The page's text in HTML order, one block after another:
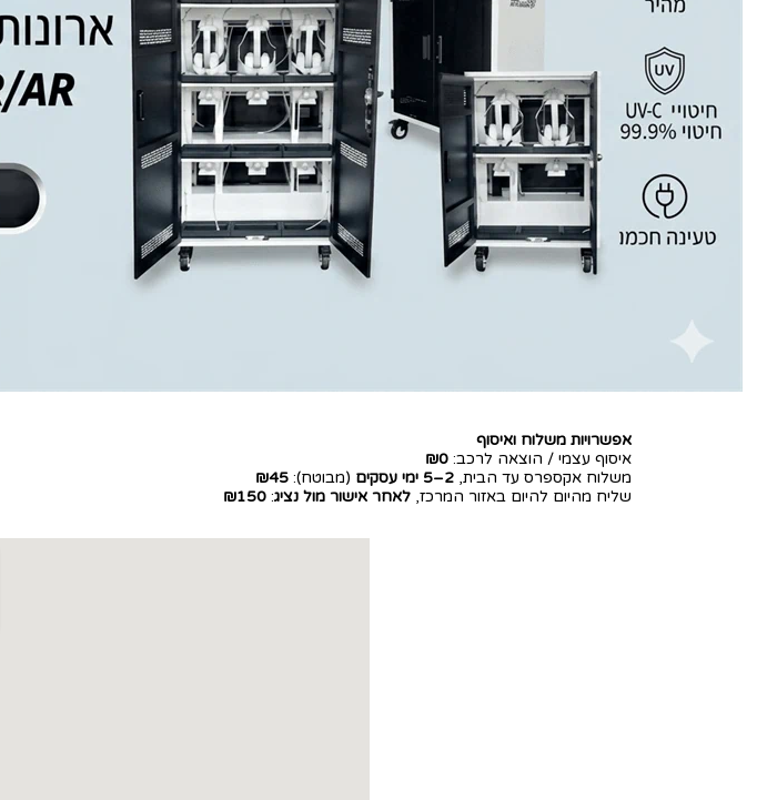
אפשרויות משלוח ואיסוף
איסוף עצמי / הוצאה לרכב: ₪0
משלוח אקספרס עד הבית, 2–5 ימי עסקים (מבוטח): ₪45
שליח מהיום להיום באזור המרכז, לאחר אישור מול נציג:
₪150